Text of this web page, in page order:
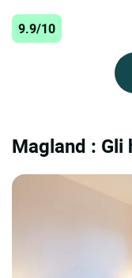
9.9/10
Magland :